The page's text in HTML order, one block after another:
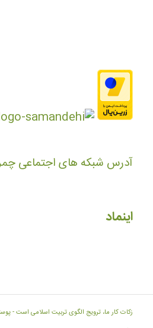
آدرس شبکه های اجتماعی
اینماد
زکات کار ما، ترویج الگوی تربیت اسلامی است -